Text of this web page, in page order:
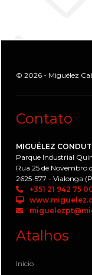
© 2026 - Miguélez
Contato
MIGUÉLEZ
Parque Industrial
Rua 25 de Novembro
2625-577 - Vialonga
+351 21 942 75
Atalhos
Início